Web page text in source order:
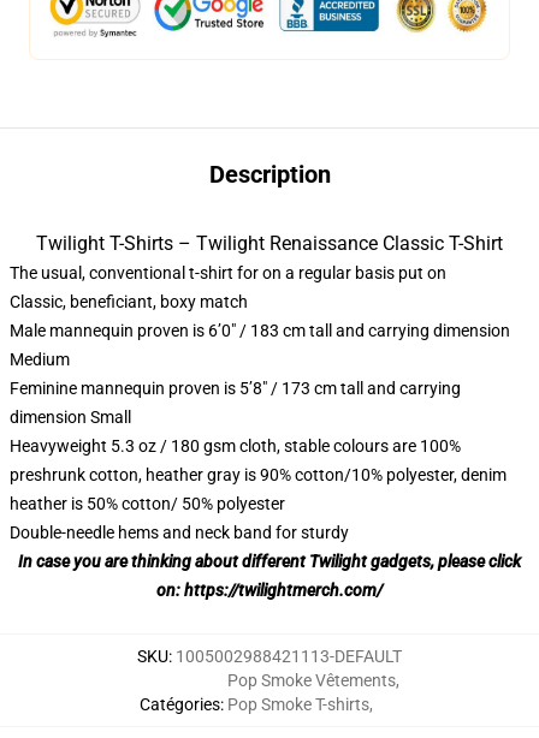
Description
Twilight T-Shirts – Twilight Renaissance Classic T-Shirt
The usual, conventional t-shirt for on a regular basis put on
Classic, beneficiant, boxy match
Male mannequin proven is 6’0″ / 183 cm tall and carrying dimension
Medium
Feminine mannequin proven is 5’8″ / 173 cm tall and carrying
dimension Small
Heavyweight 5.3 oz / 180 gsm cloth, stable colours are 100%
preshrunk cotton, heather gray is 90% cotton/10% polyester, denim
heather is 50% cotton/ 50% polyester
Double-needle hems and neck band for sturdy
In case you are thinking about different Twilight gadgets, please click
on:https://twilightmerch.com/
SKU: 1005002988421113-DEFAULT
Catégories:
Pop Smoke Vêtements,
Pop Smoke T-shirts,